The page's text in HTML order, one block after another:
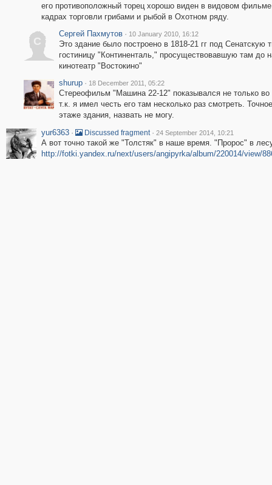
его противоположный торец хорошо виден в видовом
кадрах торговли грибами и рыбой в Охотном ряду.
С
Сергей Пахмутов · 10 January 2010, 16:12
Это здание было построено в 1818-21 гг под
гостиницу "Континенталь," просуществовавшую там до
кинотеатр "Востокино"
shurup · 18 December 2011, 05:22
Стереофильм "Машина 22-12" показывался не только во
т.к. я имел честь его там несколько раз смотреть.
этаже здания, назвать не могу.
yur6363 · Discussed fragment · 24 September 2014, 10:21
А вот точно такой же "Толстяк" в наше время. "Пророс" в
http://fotki.yandex.ru/next/users/angipyrka/album/220014/view/